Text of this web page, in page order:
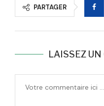
PARTAGER
LAISSEZ